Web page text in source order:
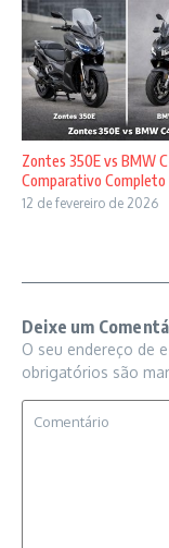
Zontes 350E vs BMW
Comparativo Completo
12 de fevereiro de 2026
Deixe um
O seu endereço de
obrigatórios são